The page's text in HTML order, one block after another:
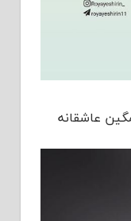
عاشقانه